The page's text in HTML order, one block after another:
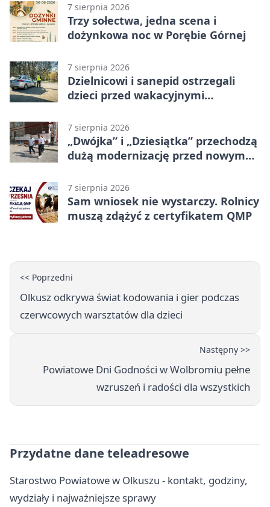
7 sierpnia 2026
Trzy sołectwa, jedna scena i
dożynkowa noc w Porębie Górnej
7 sierpnia 2026
Dzielnicowi i sanepid ostrzegali
dzieci przed wakacyjnymi
7 sierpnia 2026
„Dwójka” i „Dziesiątka” przechodzą
dużą modernizację przed nowym
7 sierpnia 2026
Sam wniosek nie wystarczy. Rolnicy
muszą zdążyć z certyfikatem QMP
<< Poprzedni
Olkusz odkrywa świat kodowania i gier podczas
czerwcowych warsztatów dla dzieci
Następny >>
Powiatowe Dni Godności w Wolbromiu pełne
wzruszeń i radości dla wszystkich
Przydatne dane teleadresowe
Starostwo Powiatowe w Olkuszu - kontakt, godziny,
wydziały i najważniejsze sprawy